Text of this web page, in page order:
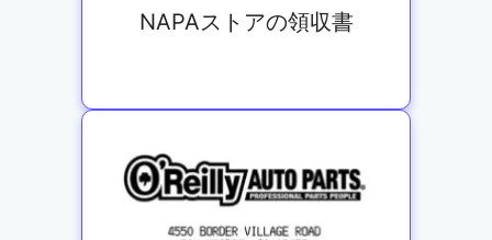
NAPAストアの領収書